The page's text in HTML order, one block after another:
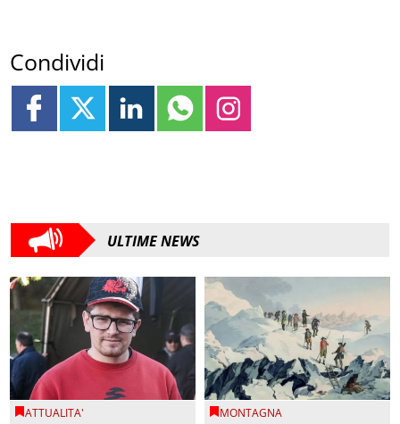
Condividi
ULTIME NEWS
ATTUALITA' MONTAGNA